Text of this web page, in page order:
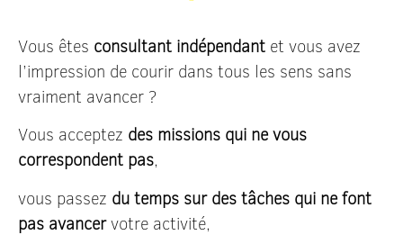
Vous êtes consultant indépendant et vous avez
l’impression de courir dans tous les sens sans
vraiment avancer ?
Vous acceptez des missions qui ne vous
correspondent pas,
vous passez du temps sur des tâches qui ne font
pas avancervotre activité,